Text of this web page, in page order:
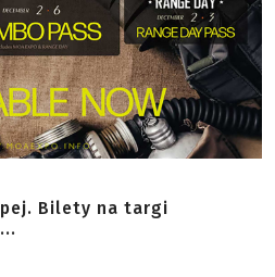
Bilety na targi